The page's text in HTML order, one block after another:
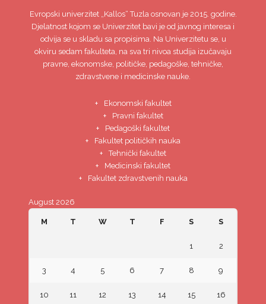
Evropski univerzitet„Kallos“ Tuzla osnovan je 2015. godine.
Djelatnost kojom se Univerzitet bavi je od javnog interesa i
odvija se u skladu sa propisima. Na Univerzitetu se, u
okviru sedam fakulteta, na sva tri nivoa studija izučavaju
pravne, ekonomske, političke, pedagoške, tehničke,
zdravstvene i medicinske nauke.
Ekonomski fakultet
Pravni fakultet
Pedagoški fakultet
Fakultet političkih nauka
Tehnički fakultet
Medicinski fakultet
Fakultet zdravstvenih nauka
August 2026
M T W T F S S
1 2
3 4 5 6 7 8 9
10 11 12 13 14 15 16